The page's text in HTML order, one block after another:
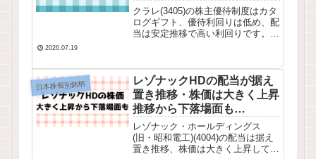
【3405】
クラレ(3405)の株主優待制度はカタ
ログギフト、優待利回りは低め、配
当は安定推移で高い利回りです。株
当推移を確認してみました。
2026.07.19
日本株個別銘柄
レゾナックHDの配当が据え
置き推移・株価は大きく上昇
推移から下落場面も
【4004】
レゾナック・ホールディングス
(旧・昭和電工)(4004)の配当は据え
置き推移、株価は大きく上昇してい